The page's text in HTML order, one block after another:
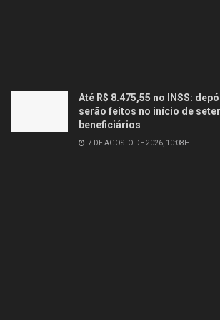
Até R$ 8.475,55 no INSS:
serão feitos no início de
beneficiários
7 DE AGOSTO DE 2026, 10:08H